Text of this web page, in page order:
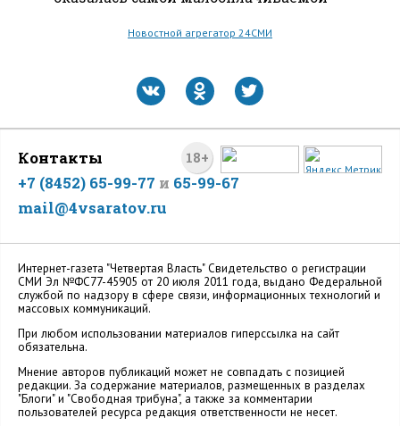
Новостной агрегатор 24СМИ
18+
Контакты
+7 (8452) 65-99-77 и 65-99-67
mail@4vsaratov.ru
Интернет-газета "Четвертая Власть" Cвидетельство о регистрации
СМИ Эл №ФС77-45905 от 20 июля 2011 года, выдано Федеральной
службой по надзору в сфере связи, информационных технологий и
массовых коммуникаций.
При любом использовании материалов гиперссылка на сайт
обязательна.
Мнение авторов публикаций может не совпадать с позицией
редакции. За содержание материалов, размещенных в разделах
"Блоги" и "Свободная трибуна", а также за комментарии
пользователей ресурса редакция ответственности не несет.